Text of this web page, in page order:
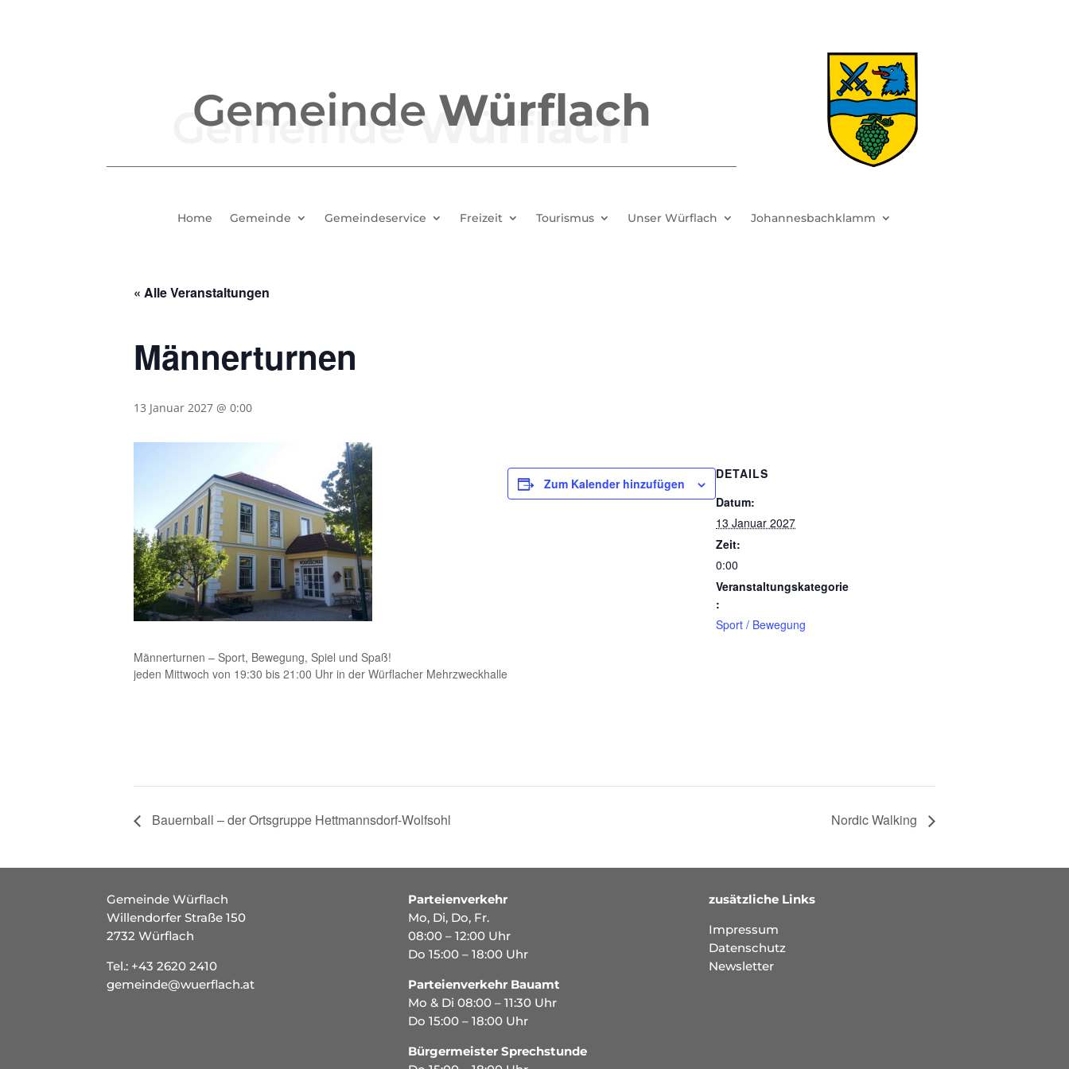
Gemeinde Würflach
Home Gemeinde Gemeindeservice Freizeit Tourismus Unser Würflach Johannesbachklamm
« Alle Veranstaltungen
Männerturnen
13 Januar 2027 @ 0:00
Männerturnen – Sport, Bewegung, Spiel und Spaß!
jeden Mittwoch von 19:30 bis 21:00 Uhr in der Würflacher Mehrzweckhalle
Zum Kalender hinzufügen
DETAILS
Datum:
13 Januar 2027
Zeit:
0:00
Veranstaltungskategorie
:
Sport / Bewegung
Bauernball – der Ortsgruppe Hettmannsdorf-Wolfsohl Nordic Walking
Gemeinde Würflach
Willendorfer Straße 150
2732 Würflach
Tel.: +43 2620 2410
gemeinde@wuerflach.at
Parteienverkehr
Mo, Di, Do, Fr.
08:00 – 12:00 Uhr
Do 15:00 – 18:00 Uhr
Parteienverkehr Bauamt
Mo & Di 08:00 – 11:30 Uhr
Do 15:00 – 18:00 Uhr
Bürgermeister Sprechstunde
zusätzliche Links
Impressum
Datenschutz
Newsletter